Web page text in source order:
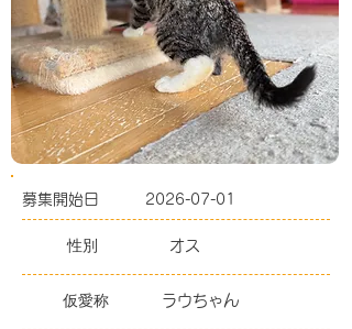
募集開始日 2026-07-01
性別 オス
仮愛称 ラウちゃん